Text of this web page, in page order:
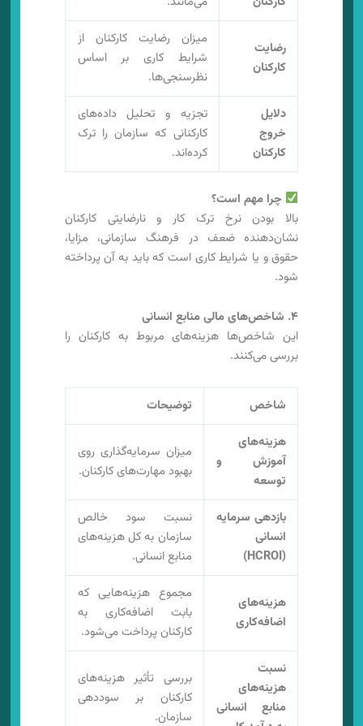
رضایت
کارکنان
میزان رضایت کارکنان از
شرایط کاری بر اساس
نظرسنجی‌ها.
دلایل
خروج
کارکنان
تجزیه و تحلیل داده‌های
کارکنانی که سازمان را ترک
کرده‌اند.
چرا مهم است؟
بالا بودن نرخ ترک کار و نارضایتی کارکنان
نشان‌دهنده ضعف در فرهنگ سازمانی، مزایا،
حقوق و یا شرایط کاری است که باید به آن پرداخته
شود.
۴. شاخص‌های مالی منابع انسانی
این شاخص‌ها هزینه‌های مربوط به کارکنان را
بررسی می‌کنند.
شاخص
توضیحات
هزینه‌های
آموزش و
توسعه
میزان سرمایه‌گذاری روی
بهبود مهارت‌های کارکنان.
بازدهی سرمایه
انسانی
(HCROI)
نسبت سود خالص
سازمان به کل هزینه‌های
منابع انسانی.
هزینه‌های
اضافه‌کاری
مجموع هزینه‌هایی که
بابت اضافه‌کاری به
کارکنان پرداخت می‌شود.
نسبت
هزینه‌های
منابع انسانی
بررسی تأثیر هزینه‌های
کارکنان بر سوددهی
سازمان.